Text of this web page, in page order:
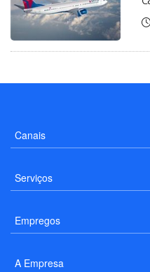
Canais
Serviços
Empregos
A Empresa